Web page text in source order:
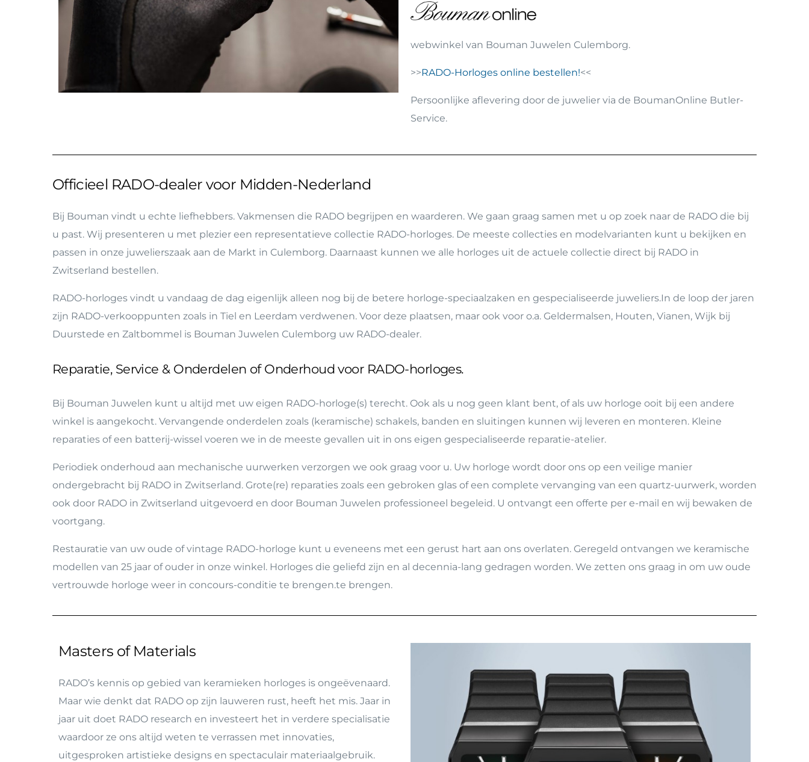
webwinkel van Bouman Juwelen Culemborg.
>>RADO-Horloges online bestellen!<<
Persoonlijke aflevering door de juwelier via de BoumanOnline Butler-
Service.
Officieel RADO-dealer voor Midden-Nederland
Bij Bouman vindt u echte liefhebbers. Vakmensen die RADO begrijpen en waarderen. We gaan graag samen met u op zoek naar de RADO die bij
u past. Wij presenteren u met plezier een representatieve collectie RADO-horloges. De meeste collecties en modelvarianten kunt u bekijken en
passen in onze juwelierszaak aan de Markt in Culemborg. Daarnaast kunnen we alle horloges uit de actuele collectie direct bij RADO in
Zwitserland bestellen.
RADO-horloges vindt u vandaag de dag eigenlijk alleen nog bij de betere horloge-speciaalzaken en gespecialiseerde juweliers.In de loop der jaren
zijn RADO-verkooppunten zoals in Tiel en Leerdam verdwenen. Voor deze plaatsen, maar ook voor o.a. Geldermalsen, Houten, Vianen, Wijk bij
Duurstede en Zaltbommel is Bouman Juwelen Culemborg uw RADO-dealer.
Reparatie, Service & Onderdelen of Onderhoud voor RADO-horloges.
Bij Bouman Juwelen kunt u altijd met uw eigen RADO-horloge(s) terecht. Ook als u nog geen klant bent, of als uw horloge ooit bij een andere
winkel is aangekocht. Vervangende onderdelen zoals (keramische) schakels, banden en sluitingen kunnen wij leveren en monteren. Kleine
reparaties of een batterij-wissel voeren we in de meeste gevallen uit in ons eigen gespecialiseerde reparatie-atelier.
Periodiek onderhoud aan mechanische uurwerken verzorgen we ook graag voor u. Uw horloge wordt door ons op een veilige manier
ondergebracht bij RADO in Zwitserland. Grote(re) reparaties zoals een gebroken glas of een complete vervanging van een quartz-uurwerk, worden
ook door RADO in Zwitserland uitgevoerd en door Bouman Juwelen professioneel begeleid. U ontvangt een offerte per e-mail en wij bewaken de
voortgang.
Restauratie van uw oude of vintage RADO-horloge kunt u eveneens met een gerust hart aan ons overlaten. Geregeld ontvangen we keramische
modellen van 25 jaar of ouder in onze winkel. Horloges die geliefd zijn en al decennia-lang gedragen worden. We zetten ons graag in om uw oude
vertrouwde horloge weer in concours-conditie te brengen.te brengen.
Masters of Materials
RADO’s kennis op gebied van keramieken horloges is ongeëvenaard.
Maar wie denkt dat RADO op zijn lauweren rust, heeft het mis. Jaar in
jaar uit doet RADO research en investeert het in verdere specialisatie
waardoor ze ons altijd weten te verrassen met innovaties,
uitgesproken artistieke designs en spectaculair materiaalgebruik.